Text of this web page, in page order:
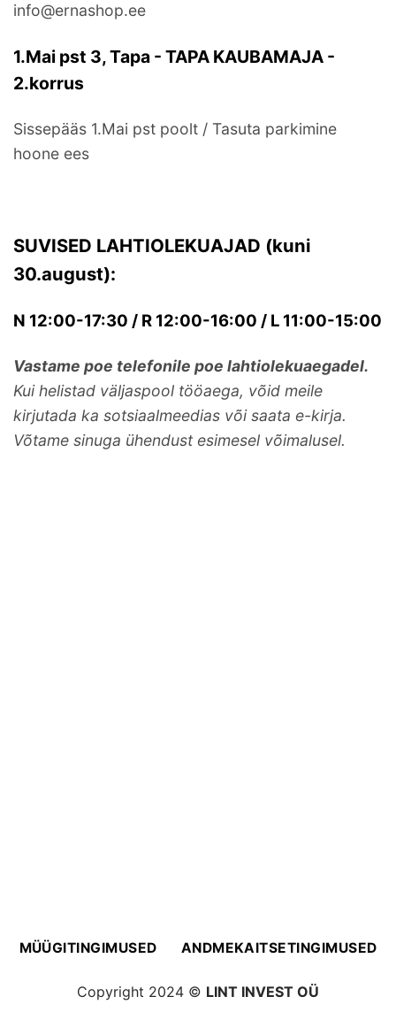
info@ernashop.ee
1.Mai pst 3, Tapa - TAPA KAUBAMAJA -
2.korrus
Sissepääs 1.Mai pst poolt / Tasuta parkimine
hoone ees
SUVISED LAHTIOLEKUAJAD (kuni
30.august):
N 12:00-17:30 / R 12:00-16:00 / L 11:00-15:00
Vastame poe telefonile poe lahtiolekuaegadel.
Kui helistad väljaspool tööaega, võid meile
kirjutada ka sotsiaalmeedias või saata e-kirja.
Võtame sinuga ühendust esimesel võimalusel.
MÜÜGITINGIMUSED ANDMEKAITSETINGIMUSED
Copyright 2024 © LINT INVEST OÜ